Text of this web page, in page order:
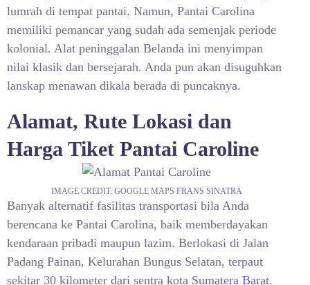
lumrah di tempat pantai. Namun, Pantai Carolina
memiliki pemancar yang sudah ada semenjak periode
kolonial. Alat peninggalan Belanda ini menyimpan
nilai klasik dan bersejarah. Anda pun akan disuguhkan
lanskap menawan dikala berada di puncaknya.
Alamat, Rute Lokasi dan
Harga Tiket Pantai Caroline
IMAGE CREDIT: GOOGLE MAPS FRANS SINATRA
Banyak alternatif fasilitas transportasi bila Anda
berencana ke Pantai Carolina, baik memberdayakan
kendaraan pribadi maupun lazim. Berlokasi di Jalan
Padang Painan, Kelurahan Bungus Selatan, terpaut
sekitar 30 kilometer dari sentra kota Sumatera Barat.